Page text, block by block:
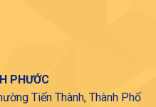
PHƯỚC
Tiến Thành, Thành Phố